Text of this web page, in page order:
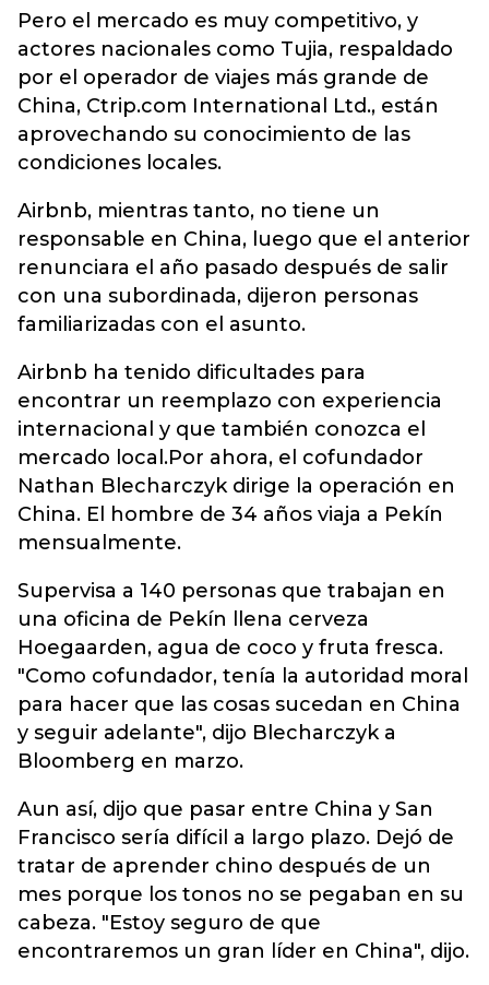
Pero el mercado es muy competitivo, y
actores nacionales como Tujia, respaldado
por el operador de viajes más grande de
China, Ctrip.com International Ltd., están
aprovechando su conocimiento de las
condiciones locales.
Airbnb, mientras tanto, no tiene un
responsable en China, luego que el anterior
renunciara el año pasado después de salir
con una subordinada, dijeron personas
familiarizadas con el asunto.
Airbnb ha tenido dificultades para
encontrar un reemplazo con experiencia
internacional y que también conozca el
mercado local.Por ahora, el cofundador
Nathan Blecharczyk dirige la operación en
China. El hombre de 34 años viaja a Pekín
mensualmente.
Supervisa a 140 personas que trabajan en
una oficina de Pekín llena cerveza
Hoegaarden, agua de coco y fruta fresca.
"Como cofundador, tenía la autoridad moral
para hacer que las cosas sucedan en China
y seguir adelante", dijo Blecharczyk a
Bloomberg en marzo.
Aun así, dijo que pasar entre China y San
Francisco sería difícil a largo plazo. Dejó de
tratar de aprender chino después de un
mes porque los tonos no se pegaban en su
cabeza. "Estoy seguro de que
encontraremos un gran líder en China", dijo.